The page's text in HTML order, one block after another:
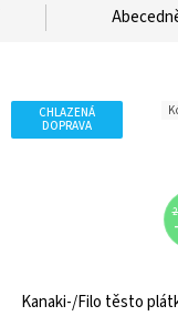
CHLAZENÁ
DOPRAVA
Kanaki-/Filo těsto